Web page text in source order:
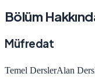
Bölüm
Müfredat
Temel DerslerAlan